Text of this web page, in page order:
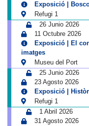
Exposició |
Refugi 1
26 Junio 2026
11 Octubre 2026
Exposició | El
imatges
Museu del Port
25 Junio 2026
23 Agosto 2026
Exposició |
Refugi 1
1 Abril 2026
31 Agosto 2026